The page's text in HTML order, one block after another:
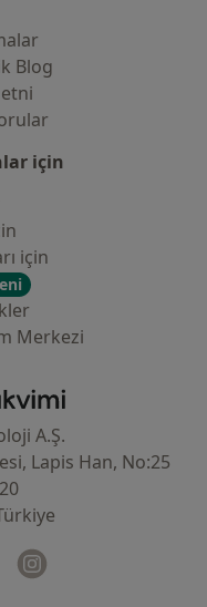
Blog
için
için
Merkezi
- Ana Sayfa
A.Ş.
Lapis Han, No:25
açılır
sekmede açılır
Youtube
yeni bir sekmede açılır